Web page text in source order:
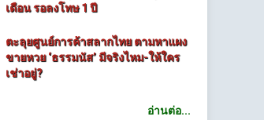
เดือน รอลงโทษ 1 ปี
ตะลุยศูนย์การค้าสลากไทย ตามหาแผง
ขายหวย ‘ธรรมนัส’ มีจริงไหม-ให้ใคร
เช่าอยู่?
อ่านต่อ...